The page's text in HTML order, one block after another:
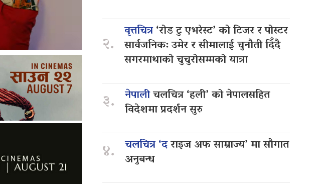
२.
वृत्तचित्र‘रोड टु एभरेस्ट’ को टिजर र पोस्टर
सार्वजनिक: उमेर र सीमालाई चुनौती दिँदै
सगरमाथाको चुचुरोसम्मको यात्रा
३. नेपालीचलचित्र ‘हली’ को नेपालसहित
विदेशमा प्रदर्शन सुरु
४. चलचित्र ‘दराइज अफ साम्राज्य’ मा सौगात
अनुबन्ध